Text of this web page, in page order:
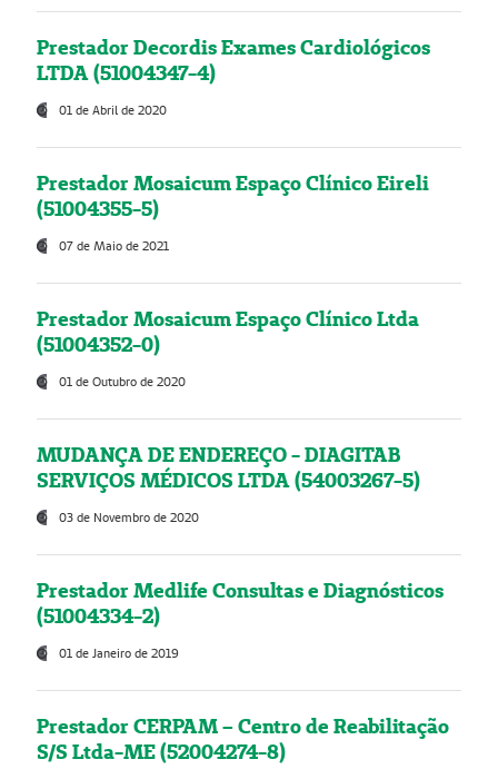
Prestador Decordis Exames Cardiológicos
LTDA (51004347-4)
01 de Abril de 2020
Prestador Mosaicum Espaço Clínico Eireli
(51004355-5)
07 de Maio de 2021
Prestador Mosaicum Espaço Clínico Ltda
(51004352-0)
01 de Outubro de 2020
MUDANÇA DE ENDEREÇO - DIAGITAB
SERVIÇOS MÉDICOS LTDA (54003267-5)
03 de Novembro de 2020
Prestador Medlife Consultas e Diagnósticos
(51004334-2)
01 de Janeiro de 2019
Prestador CERPAM – Centro de Reabilitação
S/S Ltda-ME (52004274-8)